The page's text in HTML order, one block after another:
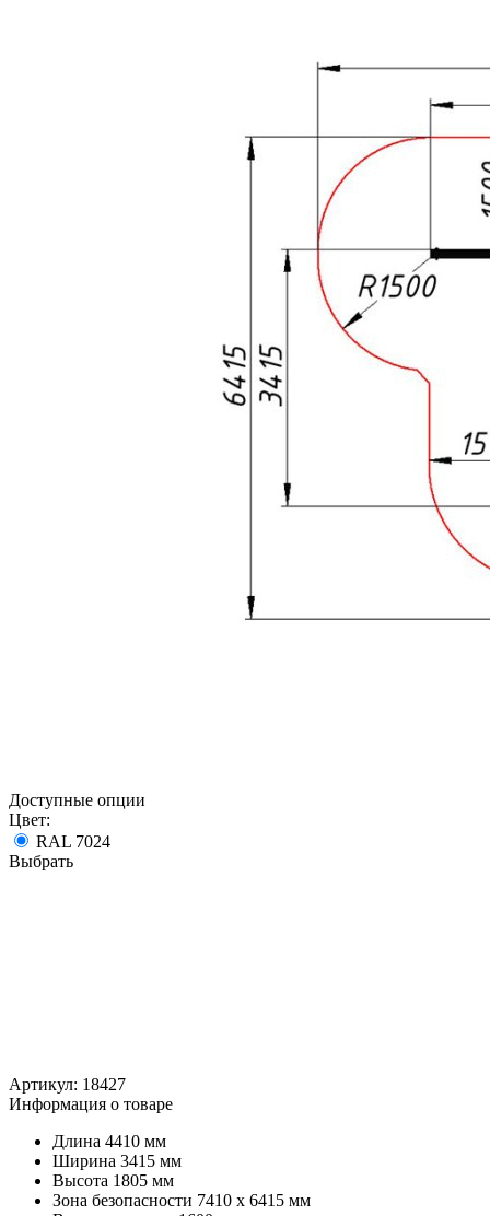
Доступные опции
Цвет:
RAL 7024
Выбрать
Артикул: 18427
Информация о товаре
Длина 4410 мм
Ширина 3415 мм
Высота 1805 мм
Зона безопасности 7410 x 6415 мм